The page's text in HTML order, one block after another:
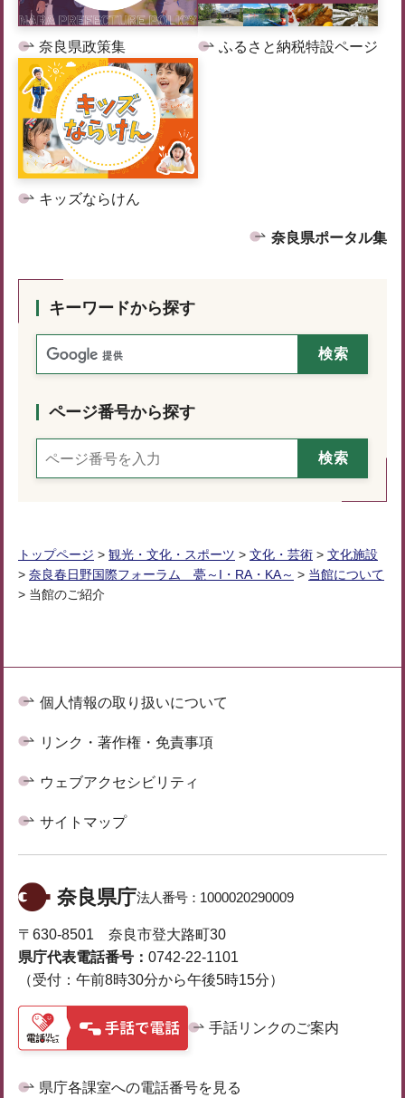
奈良県政策集 ふるさと納税特設ページ
キッズならけん
奈良県ポータル集
キーワードから探す
ページ番号から探す
トップページ > 観光・文化・スポーツ > 文化・芸術 > 文化施設
> 奈良春日野国際フォーラム 甍～I・RA・KA～ > 当館について
> 当館のご紹介
個人情報の取り扱いについて
リンク・著作権・免責事項
ウェブアクセシビリティ
サイトマップ
奈良県庁法人番号： 1000020290009
〒630-8501 奈良市登大路町30
県庁代表電話番号： 0742-22-1101
（受付：午前8時30分から午後5時15分）
手話リンクのご案内
県庁各課室への電話番号を見る